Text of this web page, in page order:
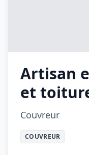
Artisan
et
Couvreur
COUVREUR